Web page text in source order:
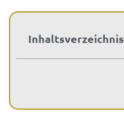
Inhaltsverzeichnis